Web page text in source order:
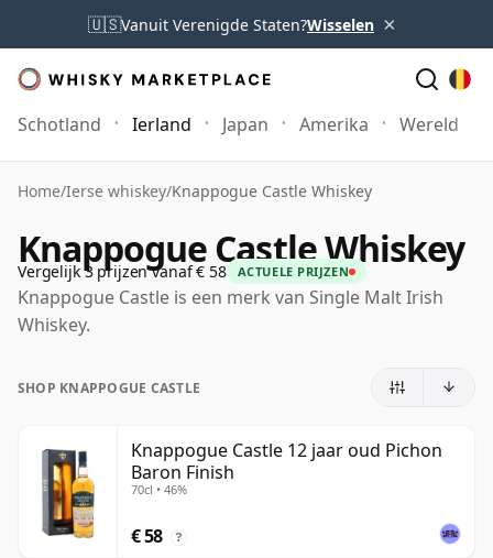
🇺🇸Vanuit Verenigde Staten?Wisselen ×
Schotland Ierland Japan Amerika Wereld
Home/Ierse whiskey/Knappogue Castle Whiskey
Knappogue Castle Whiskey
Vergelijk 3 prijzen vanaf € 58 ACTUELE PRIJZEN
Knappogue Castle is een merk van Single Malt Irish
Whiskey.
SHOP KNAPPOGUE CASTLE
Knappogue Castle 12 jaar oud Pichon
Baron Finish
70cl • 46%
€ 58 ?